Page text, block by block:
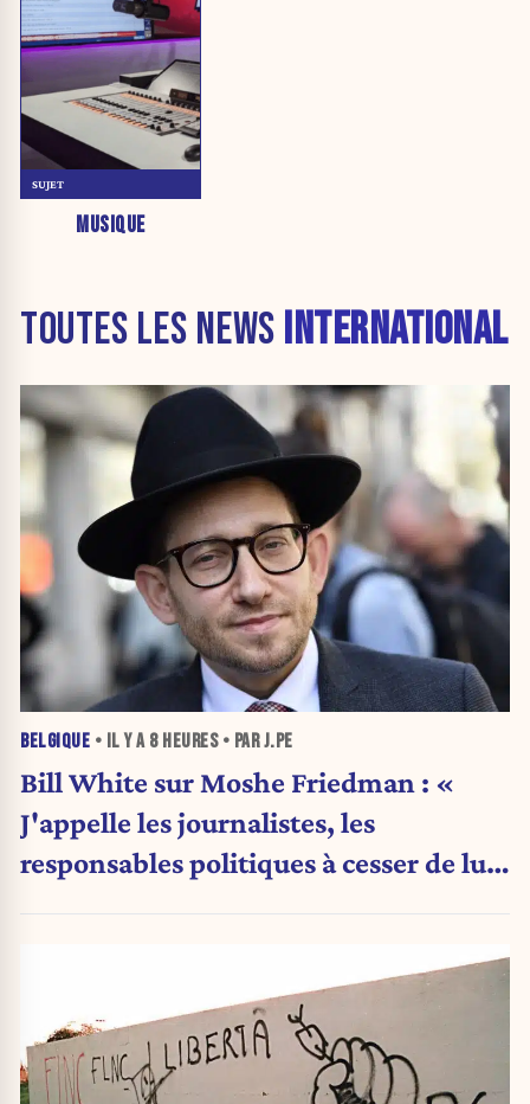
MUSIQUE
SUJET
TOUTES LES NEWS INTERNATIONAL
BELGIQUE • IL Y A 8 HEURES• PAR J.PE
Bill White sur Moshe Friedman : «
J'appelle les journalistes, les
responsables politiques à cesser de lui